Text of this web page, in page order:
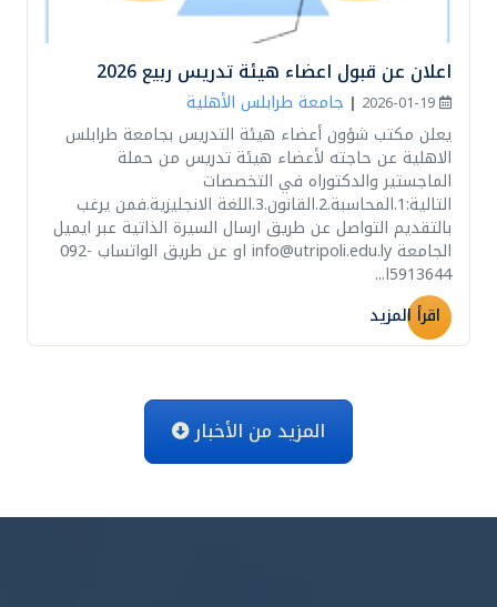
اعلان عن قبول اعضاء هيئة تدريس ربيع 2026
2026-01-19
| جامعة طرابلس الأهلية
يعلن مكتب شؤون أعضاء هيئة التدريس بجامعة طرابلس
الاهلية عن حاجته لأعضاء هيئة تدريس من حملة
الماجستير والدكتوراه في التخصصات
التالية:1.المحاسبة.2.القانون.3.اللغة الانجليزية.فمن يرغب
بالتقديم التواصل عن طريق ارسال السيرة الذاتية عبر ايميل
الجامعة info@utripoli.edu.ly او عن طريق الواتساب ⁨092-
5913644⁩ا...
اقرأ المزيد
المزيد من الأخبار